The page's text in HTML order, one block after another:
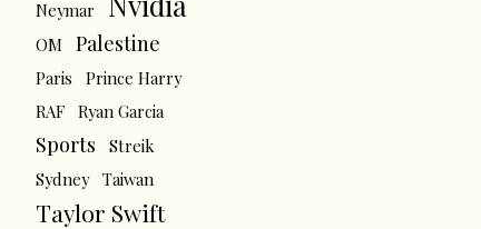
Neymar
OM Palestine
Paris
Prince Harry
RAF
Ryan Garcia
Sports
Streik
Sydney
Taiwan
Taylor Swift